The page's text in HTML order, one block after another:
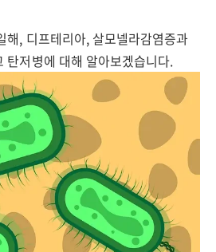
해, 디프테리아, 살모넬라감염증과
탄저병에 대해 알아보겠습니다.